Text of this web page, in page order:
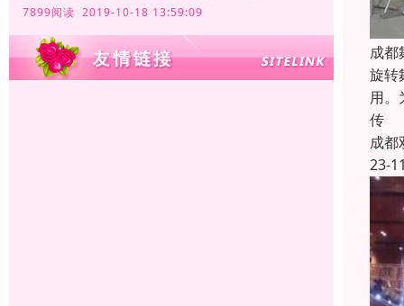
7899阅读 2019-10-18 13:59:09
成都
旋转
用。
传
成都
23-